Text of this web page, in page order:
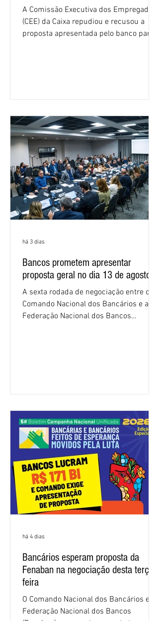
A Comissão Executiva dos Empregados
(CEE) da Caixa repudiou e recusou a
proposta apresentada pelo banco para o
negociações das empregadas e dos
empregados exigiram que a Caixa refaça
os cálculos e apresente uma nova
proposta. O entendimento é que a
proposta
Bancos prometem apresentar
proposta geral no dia 13 de agosto
A sexta rodada de negociação entre o
Comando Nacional dos Bancários e a
Federação Nacional dos Bancos
frustrando a expectativa de evolução
nas negociações da Campanha salarial
2026. Durante o encontro, o movimento
sindical voltou a defender a val
há 3 dias
Bancários esperam proposta da
Fenaban na negociação desta terça-
feira
O Comando Nacional dos Bancários e a
Federação Nacional dos Bancos
há 4 dias